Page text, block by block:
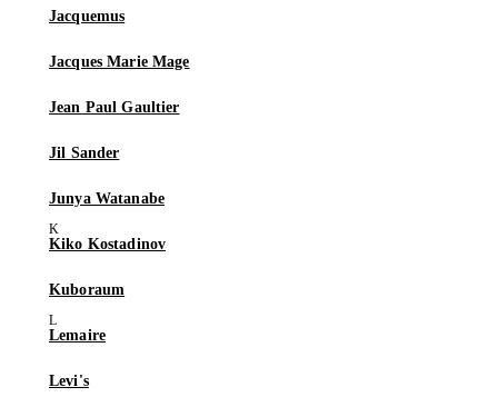
Jacquemus
Jacques Marie Mage
Jean Paul Gaultier
Jil Sander
Junya Watanabe
Kiko Kostadinov
Kuboraum
Lemaire
Levi's